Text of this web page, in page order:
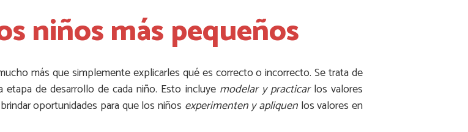
niños más pequeños
más que simplemente explicarles qué es correcto o incorrecto. Se trata de
de desarrollo de cada niño. Esto incluye modelar y practicarlos valores
oportunidades para que los niños experimenten y apliquen los valores en